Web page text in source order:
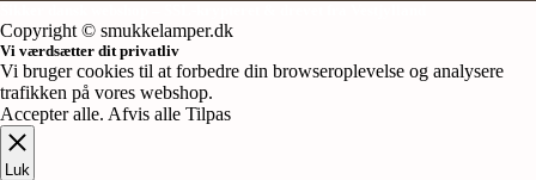
Copyright © smukkelamper.dk
Vi værdsætter dit privatliv
Vi bruger cookies til at forbedre din browseroplevelse og analysere
trafikken på vores webshop.
Accepter alle. Afvis alle Tilpas
Luk